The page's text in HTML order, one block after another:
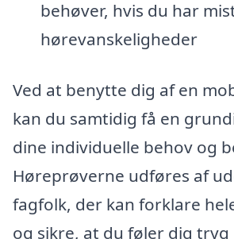
behøver, hvis du har
hørevanskeligheder
Ved at benytte dig af en
kan du samtidig få en
dine individuelle behov og
Høreprøverne udføres af
fagfolk, der kan forklare
og sikre, at du føler dig